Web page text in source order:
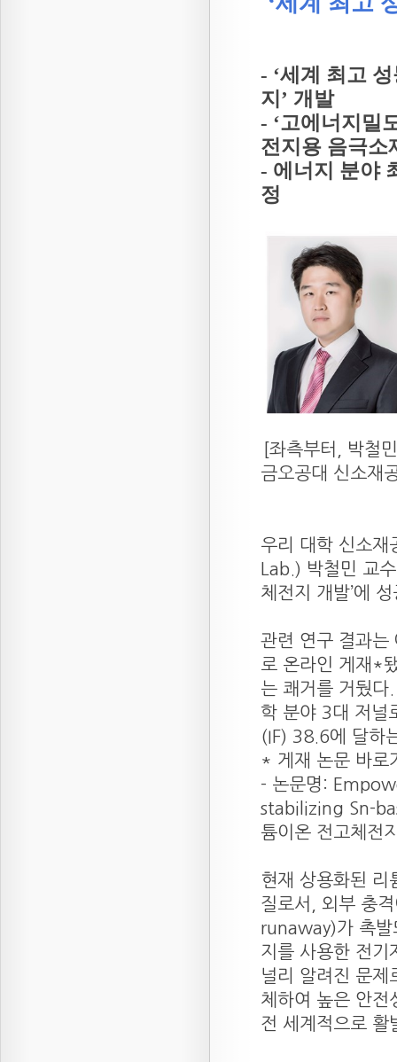
- ‘세계 최고
지’ 개발
- ‘고에너지밀
전지용 음극소
- 에너지 분야
정
[좌측부터, 박철
금오공대 신소재
우리 대학 신소
Lab.) 박철민 교
체전지 개발’에
관련 연구 결과는
로 온라인 게재*
는 쾌거를 거뒀다
학 분야 3대 저널
(IF) 38.6에 달하
* 게재 논문 바로
- 논문명:
stabilizing Sn-
튬이온 전고체전
현재 상용화된 리
질로서, 외부 충
runaway)가 촉발
지를 사용한 전기
널리 알려진 문제
체하여 높은 안전
전 세계적으로